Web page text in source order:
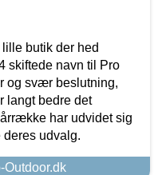
butik der hed
skiftede navn til Pro
og svær beslutning,
langt bedre det
har udvidet sig
deres udvalg.
Outdoor.dk